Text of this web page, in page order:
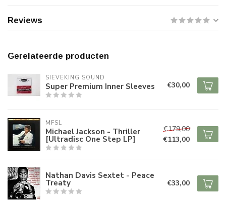
Reviews
Gerelateerde producten
SIEVEKING SOUND
Super Premium Inner Sleeves €30,00
MFSL
Michael Jackson - Thriller
[Ultradisc One Step LP]
€179,00
€113,00
Nathan Davis Sextet - Peace
Treaty €33,00